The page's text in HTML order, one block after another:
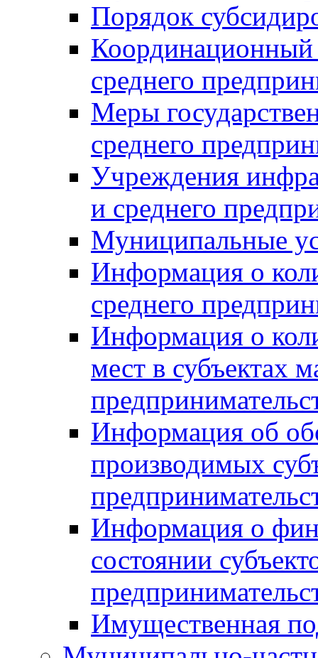
Порядок
Координационный
среднего
Меры
среднего
Учреждения
и среднего
Муниципальные
Информация о
среднего
Информация о
мест в субъектах
Информация об
производимых
Информация о
состоянии
Имущественная